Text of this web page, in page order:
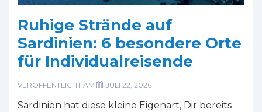
Ruhige Strände auf
Sardinien: 6 besondere Orte
für Individualreisende
VERÖFFENTLICHT AM JULI 22, 2026
Sardinien hat diese kleine Eigenart, Dir bereits